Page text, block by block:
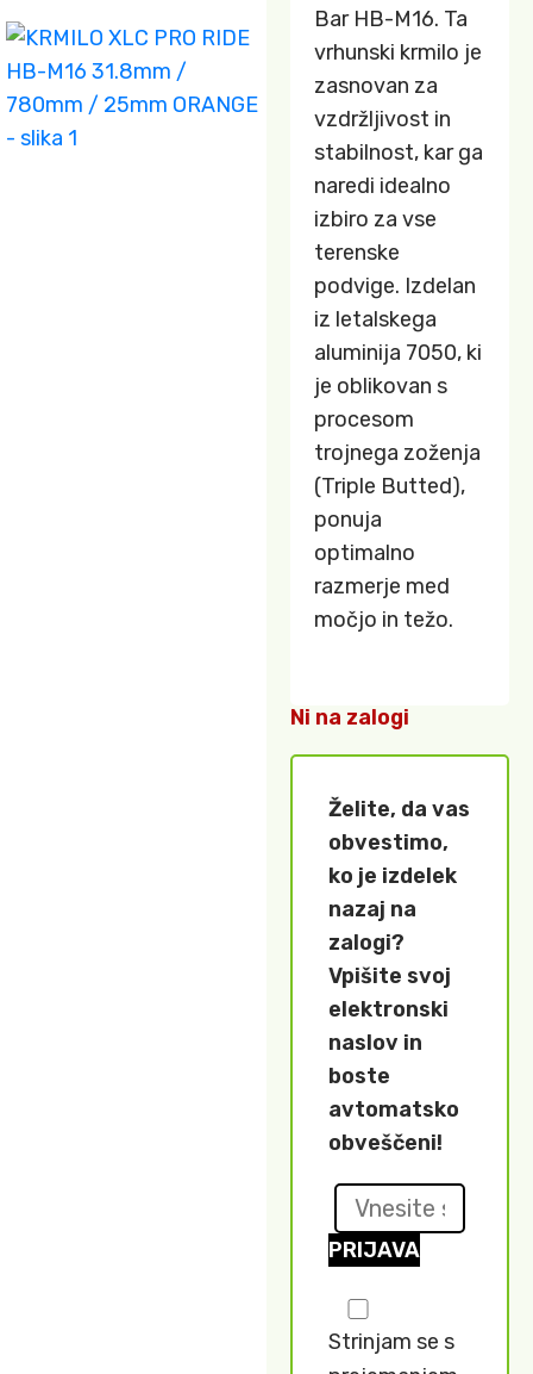
Bar HB-M16. Ta
vrhunski krmilo je
zasnovan za
vzdržljivost in
stabilnost, kar ga
naredi idealno
izbiro za vse
terenske
podvige. Izdelan
iz letalskega
aluminija 7050, ki
je oblikovan s
procesom
trojnega zoženja
(Triple Butted),
ponuja
optimalno
razmerje med
močjo in težo.
Ni na zalogi
Želite, da vas
obvestimo,
ko je izdelek
nazaj na
zalogi?
Vpišite svoj
elektronski
naslov in
boste
avtomatsko
obveščeni!
PRIJAVA
Strinjam se s